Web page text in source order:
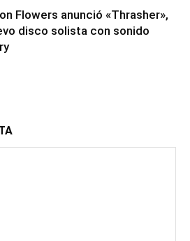
Flowers anunció «Thrasher»,
disco solista con sonido